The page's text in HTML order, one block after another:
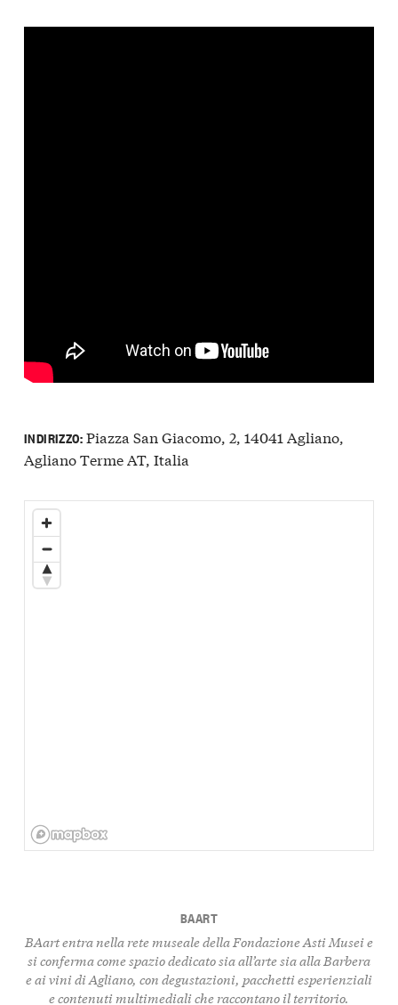
INDIRIZZO:Piazza San Giacomo, 2, 14041 Agliano,
Agliano Terme AT, Italia
BAART
BAart entra nella rete museale della Fondazione Asti Musei e
si conferma come spazio dedicato sia all’arte sia allaBarbera
e ai vini di Agliano, con degustazioni, pacchetti esperienziali
e contenuti multimediali che raccontano il territorio.